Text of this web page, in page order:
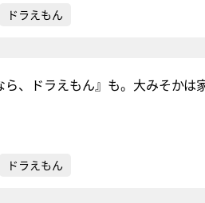
ドラえもん
、ドラえもん』も。大みそかは
ドラえもん